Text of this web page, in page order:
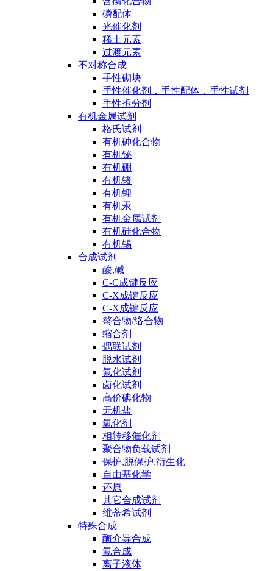
磷配体
光催化剂
稀土元素
过渡元素
不对称合成
手性砌块
手性催化剂，手性配体，手性试剂
手性拆分剂
有机金属试剂
格氏试剂
有机砷化合物
有机铋
有机硼
有机锗
有机锂
有机汞
有机金属试剂
有机硅化合物
有机锡
合成试剂
酸,碱
C-C成键反应
C-X成键反应
C-X成键反应
螯合物/络合物
缩合剂
偶联试剂
脱水试剂
氟化试剂
卤化试剂
高价碘化物
无机盐
氧化剂
相转移催化剂
聚合物负载试剂
保护,脱保护,衍生化
自由基化学
还原
其它合成试剂
维蒂希试剂
特殊合成
酶介导合成
氟合成
离子液体